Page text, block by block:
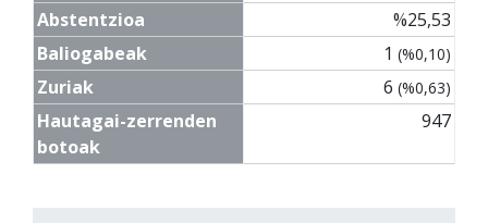
Abstentzioa
%25,53
Baliogabeak
1 (%0,10)
Zuriak 6 (%0,63)
Hautagai-zerrenden
botoak
947